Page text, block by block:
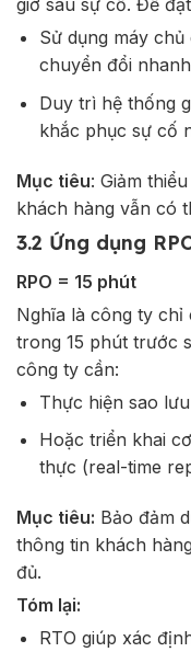
giờ sau sự cố. Để
Sử dụng máy
chuyển đổi
Duy trì hệ thống
khắc phục sự cố
Mục tiêu: Giảm
khách hàng vẫn có
3.2 Ứng dụng
RPO = 15 phút
Nghĩa là công ty chỉ
trong 15 phút trước
công ty cần:
Thực hiện sao
Hoặc triển khai
thực (real-time
Mục tiêu: Bảo đảm
thông tin khách
đủ.
Tóm lại:
RTO giúp xác